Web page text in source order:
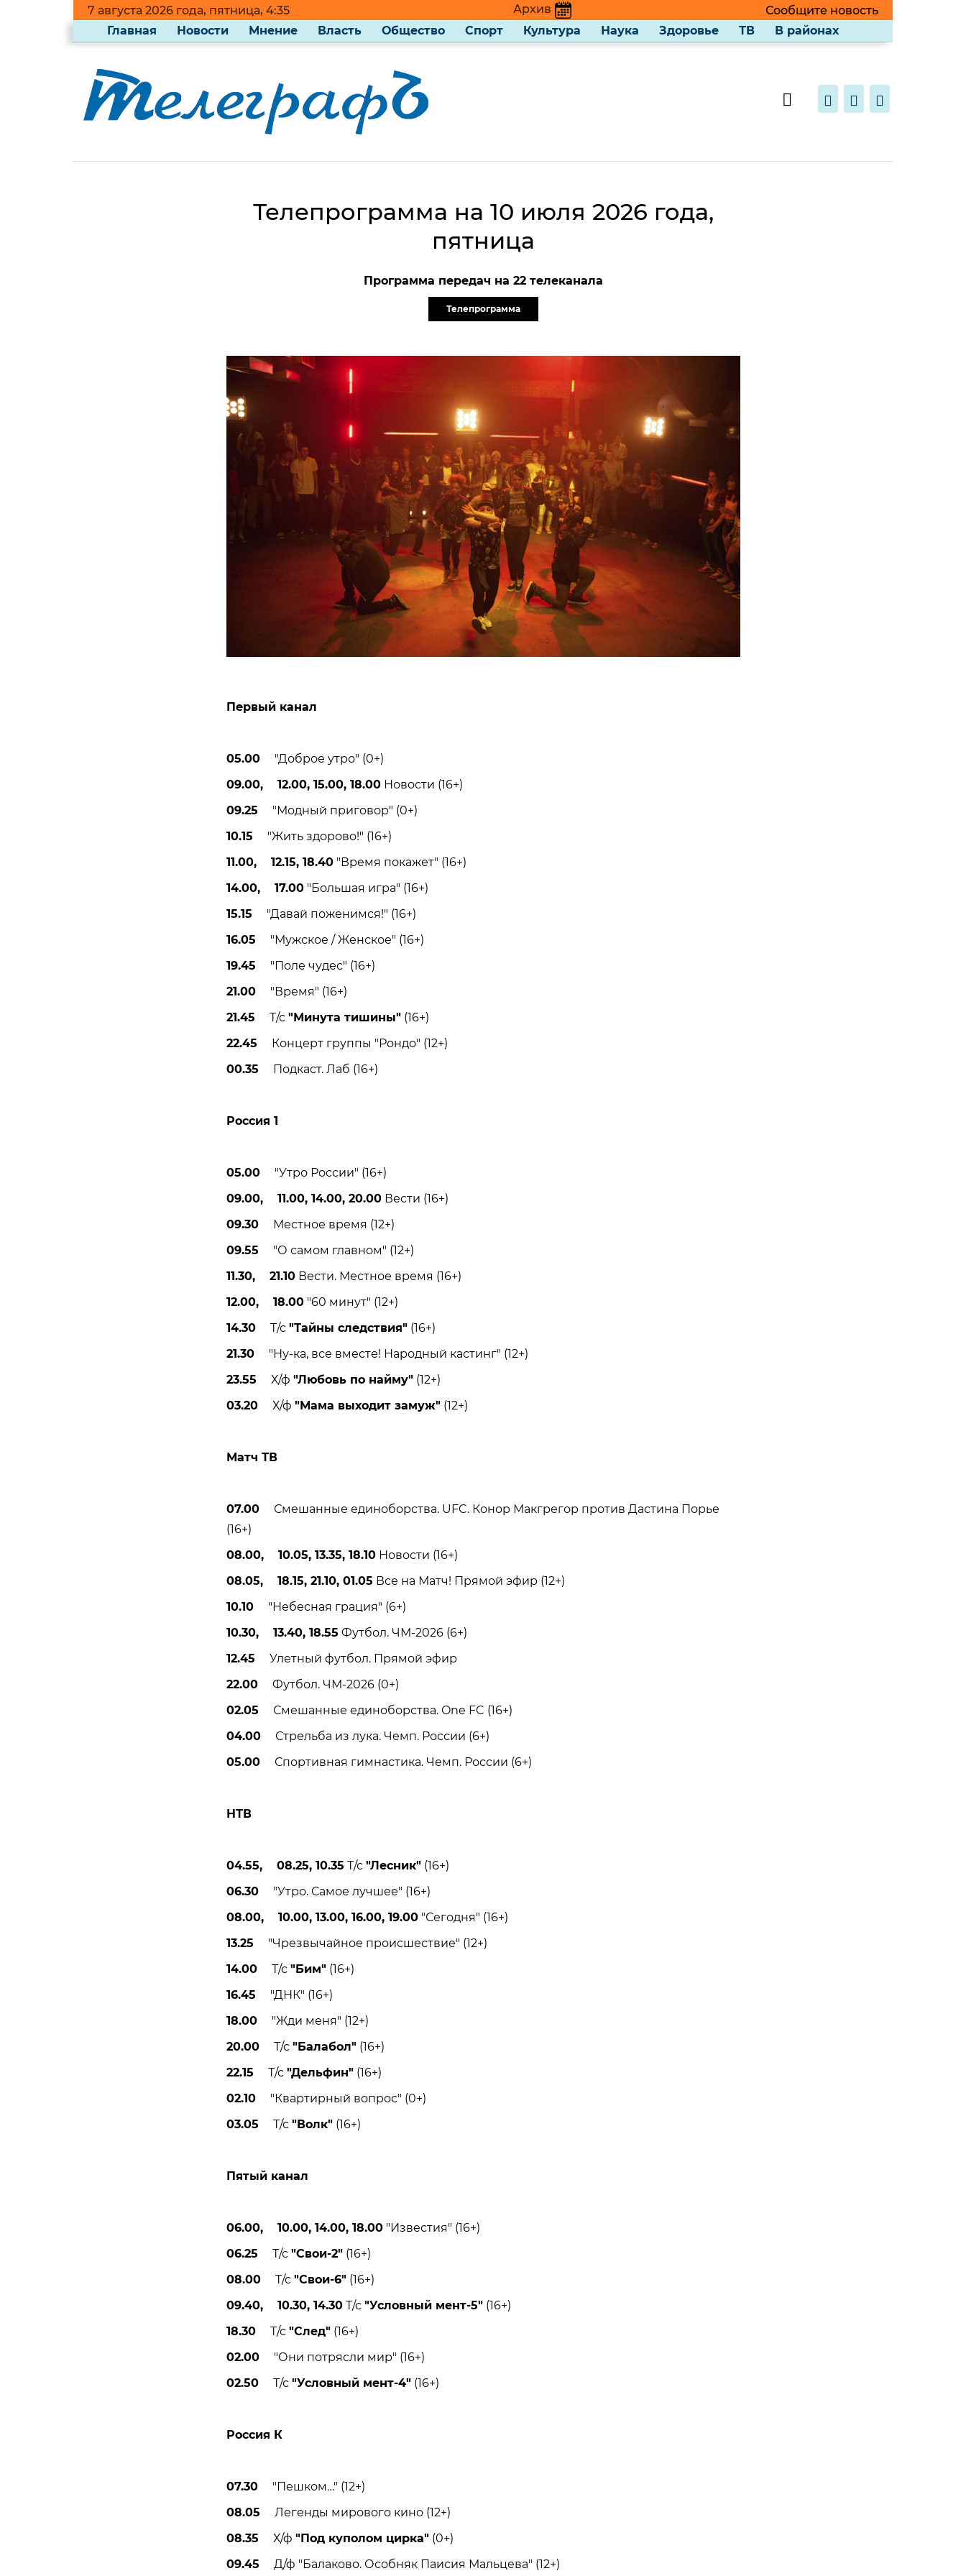
7 августа 2026 года, пятница, 4:35 Архив
Сообщите новость
Главная
Новости Мнение Власть Общество Спорт Культура Наука Здоровье ТВ В районах
Телепрограмма на 10 июля 2026 года,
пятница
Программа передач на 22 телеканала
Телепрограмма
Первый канал
05.00"Доброе утро" (0+)
09.00, 12.00, 15.00, 18.00Новости (16+)
09.25 "Модный приговор" (0+)
10.15 "Жить здорово!" (16+)
11.00, 12.15, 18.40"Время покажет" (16+)
14.00, 17.00"Большая игра" (16+)
15.15 "Давай поженимся!" (16+)
16.05 "Мужское / Женское" (16+)
19.45 "Поле чудес" (16+)
21.00"Время" (16+)
21.45 Т/с "Минута тишины"(16+)
22.45 Концерт группы "Рондо" (12+)
00.35 Подкаст. Лаб (16+)
Россия 1
05.00"Утро России" (16+)
09.00, 11.00, 14.00, 20.00Вести (16+)
09.30Местное время (12+)
09.55 "О самом главном" (12+)
11.30, 21.10Вести. Местное время (16+)
12.00, 18.00"60 минут" (12+)
14.30Т/с "Тайны следствия"(16+)
21.30"Ну-ка, все вместе! Народный кастинг" (12+)
23.55 Х/ф "Любовь по найму"(12+)
03.20Х/ф "Мама выходит замуж"(12+)
Матч ТВ
07.00Смешанные единоборства. UFC. Конор Макгрегор против Дастина Порье
(16+)
08.00, 10.05, 13.35, 18.10Новости (16+)
08.05, 18.15, 21.10, 01.05 Все на Матч! Прямой эфир (12+)
10.10"Небесная грация" (6+)
10.30, 13.40, 18.55 Футбол. ЧМ-2026 (6+)
12.45 Улетный футбол. Прямой эфир
22.00Футбол. ЧМ-2026 (0+)
02.05 Смешанные единоборства. One FC (16+)
04.00Стрельба из лука. Чемп. России (6+)
05.00Спортивная гимнастика. Чемп. России (6+)
НТВ
04.55, 08.25, 10.35 Т/с "Лесник"(16+)
06.30"Утро. Самое лучшее" (16+)
08.00, 10.00, 13.00, 16.00, 19.00"Сегодня" (16+)
13.25 "Чрезвычайное происшествие" (12+)
14.00Т/с "Бим"(16+)
16.45 "ДНК" (16+)
18.00"Жди меня" (12+)
20.00Т/с "Балабол"(16+)
22.15 Т/с "Дельфин"(16+)
02.10"Квартирный вопрос" (0+)
03.05 Т/с "Волк"(16+)
Пятый канал
06.00, 10.00, 14.00, 18.00"Известия" (16+)
06.25 Т/с "Свои-2"(16+)
08.00Т/с "Свои-6"(16+)
09.40, 10.30, 14.30Т/с "Условный мент-5"(16+)
18.30Т/с "След"(16+)
02.00"Они потрясли мир" (16+)
02.50Т/с "Условный мент-4"(16+)
Россия К
07.30"Пешком…" (12+)
08.05 Легенды мирового кино (12+)
08.35 Х/ф "Под куполом цирка"(0+)
09.45 Д/ф "Балаково. Особняк Паисия Мальцева" (12+)